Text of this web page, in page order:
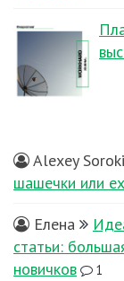
Alexey
шашечки или
Елена
статьи:
новичков
1